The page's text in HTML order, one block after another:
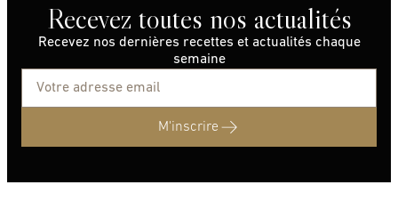
Recevez toutes nos actualités
Recevez nos dernières recettes et actualités chaque
semaine
M'inscrire